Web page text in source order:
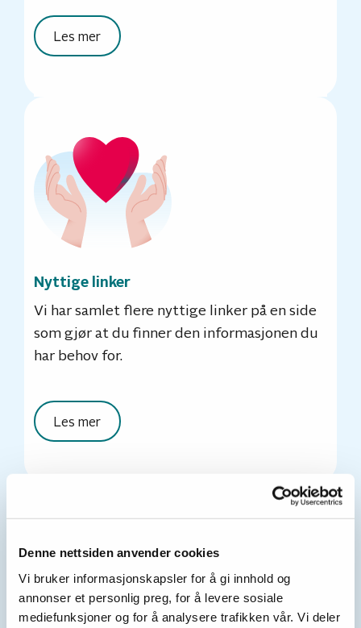
Denne nettsiden anvender cookies
Vi bruker informasjonskapsler for å gi innhold og
annonser et personlig preg, for å levere sosiale
mediefunksjoner og for å analysere trafikken vår. Vi deler
Les mer
Nyttige linker
Vi har samlet flere nyttige linker på en side
som gjør at du finner den informasjonen du
har behov for.
Les mer
HJELPEMIDLER
Vi tilbyr en rekke
hjelpemidler til våre kunder